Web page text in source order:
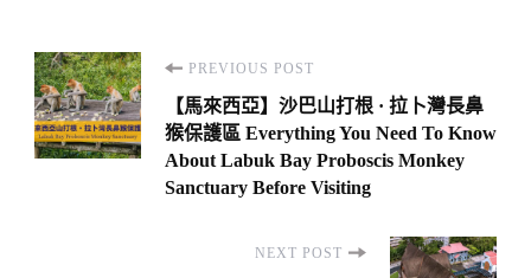
Post
Navigation
PREVIOUS POST
【馬來西亞】沙巴山打根 · 拉卜灣長鼻
猴保護區 Everything You Need To Know
About Labuk Bay Proboscis Monkey
Sanctuary Before Visiting
NEXT POST